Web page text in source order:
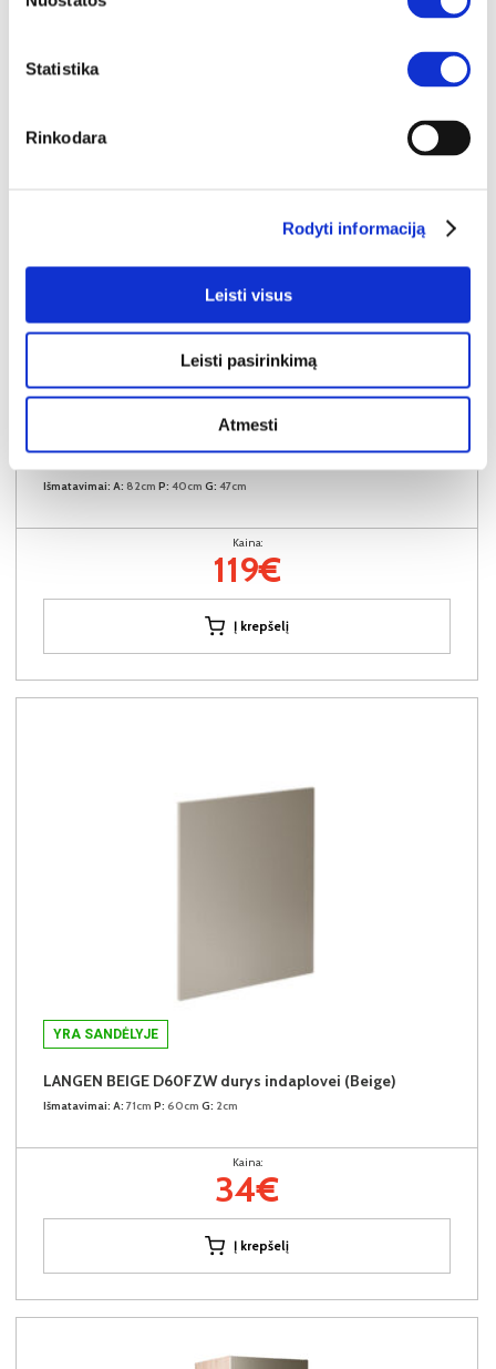
Statistika
Rinkodara
Rodyti informaciją
Leisti visus
Leisti pasirinkimą
Atmesti
Išmatavimai: A: 82cm P: 40cm G: 47cm
Kaina:
119€
Į krepšelį
YRA SANDĖLYJE
LANGEN BEIGE D60FZW durys indaplovei (Beige)
Išmatavimai: A: 71cm P: 60cm G: 2cm
Kaina:
34€
Į krepšelį